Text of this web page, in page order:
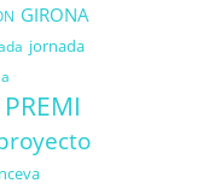
GIRONA
jornada
PREMI